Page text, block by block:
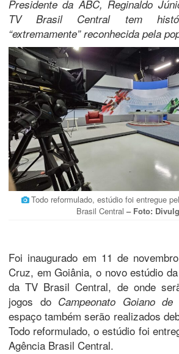
Presidente da ABC, Reginaldo
TV Brasil Central tem
“extremamente” reconhecida pela
Todo reformulado, estúdio foi entregue
Brasil Central – Foto:
Foi inaugurado em 11 de
Cruz, em Goiânia, o novo estúdio
da TV Brasil Central, de onde
jogos do Campeonato Goiano
espaço também serão realizados
Todo reformulado, o estúdio foi
Agência Brasil Central.